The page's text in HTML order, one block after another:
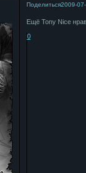
Поделиться2009-
Ещё Tony Nice
0